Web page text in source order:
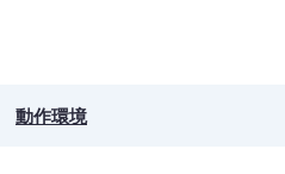
動作環境